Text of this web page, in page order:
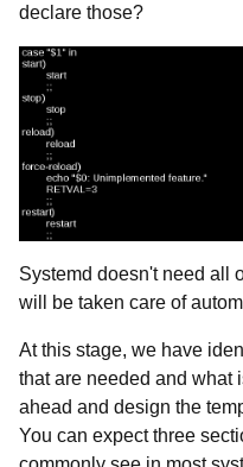
declare those?
Systemd doesn't need all
will be taken care of
At this stage, we have
that are needed and what
ahead and design the
You can expect three